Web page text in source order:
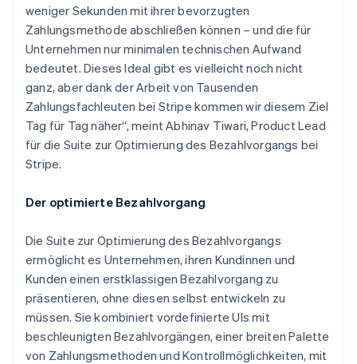
weniger Sekunden mit ihrer bevorzugten
Zahlungsmethode abschließen können – und die für
Unternehmen nur minimalen technischen Aufwand
bedeutet. Dieses Ideal gibt es vielleicht noch nicht
ganz, aber dank der Arbeit von Tausenden
Zahlungsfachleuten bei Stripe kommen wir diesem Ziel
Tag für Tag näher“, meint Abhinav Tiwari, Product Lead
für die Suite zur Optimierung des Bezahlvorgangs bei
Stripe.
Der optimierte Bezahlvorgang
Die Suite zur Optimierung des Bezahlvorgangs
ermöglicht es Unternehmen, ihren Kundinnen und
Kunden einen erstklassigen Bezahlvorgang zu
präsentieren, ohne diesen selbst entwickeln zu
müssen. Sie kombiniert vordefinierte UIs mit
beschleunigten Bezahlvorgängen, einer breiten Palette
von Zahlungsmethoden und Kontrollmöglichkeiten, mit